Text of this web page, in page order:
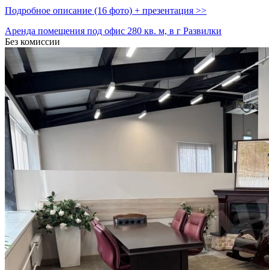
Подробное описание (16 фото) + презентация >>
Аренда помещения под офис 280 кв. м, в г Развилки
Без комиссии